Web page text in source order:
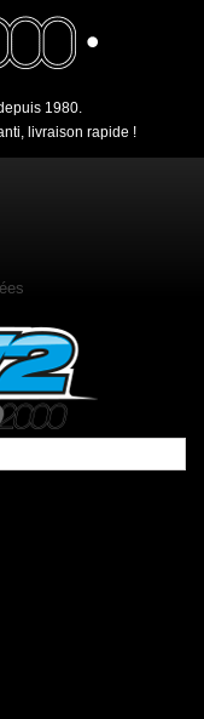
1980.
livraison rapide !